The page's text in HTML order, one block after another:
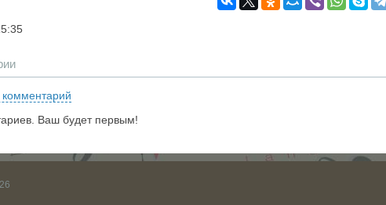
комментарий
Ваш будет первым!